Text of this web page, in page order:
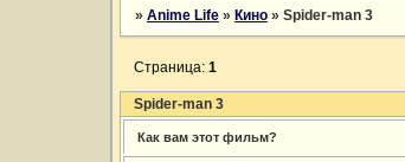
» Anime Life » Кино » Spider-man 3
Spider-man 3
Страница: 1
Как вам этот фильм?